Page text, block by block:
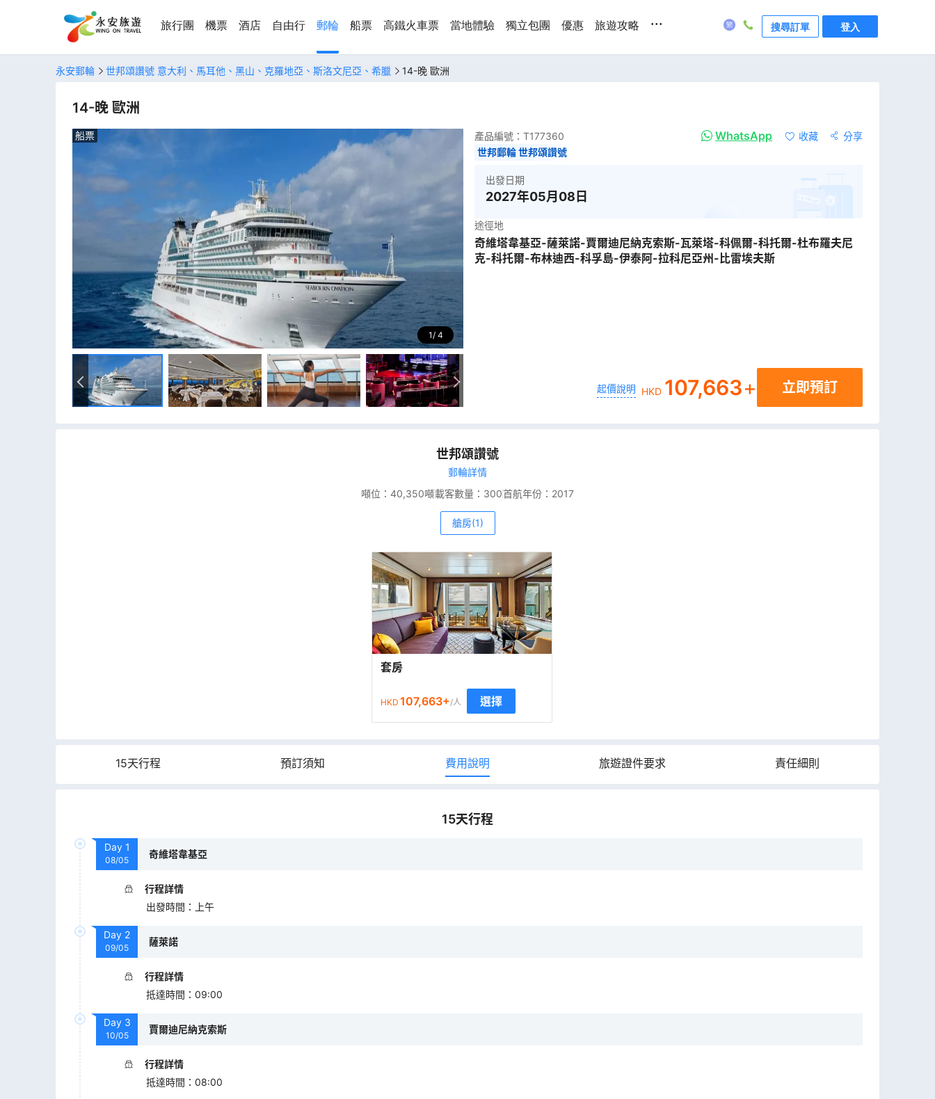
旅行團 機票 酒店 自由行 郵輪 船票 高鐵火車票 當地體驗 獨立包團 優惠 旅遊攻略 ... 搜尋訂單 登入
永安郵輪 世邦頌讚號 意大利、馬耳他、黑山、克羅地亞、斯洛文尼亞、希臘 14-晚 歐洲
14-晚 歐洲
1 4
船票 產品編號： T177360 WhatsApp 收藏
分享
世邦郵輪 世邦頌讚號
出發日期
2027年05月08日
途徑地
奇維塔韋基亞-薩萊諾-賈爾迪尼納克索斯-瓦萊塔-科佩爾-科托爾-杜布羅夫尼
克-科托爾-布林迪西-科孚島-伊泰阿-拉科尼亞州-比雷埃夫斯
起價說明 HKD 107,663+ 立即預訂
世邦頌讚號
郵輪詳情
噸位： 40,350噸載客數量： 300首航年份： 2017
艙房(1)
套房
HKD 107,663+/人 選擇
15天行程 預訂須知 費用說明 旅遊證件要求 責任細則
15天行程
Day 1
08/05
奇維塔韋基亞
行程詳情
出發時間 ： 上午
Day 2
09/05
薩萊諾
行程詳情
抵達時間 ： 09:00
Day 3
10/05
賈爾迪尼納克索斯
行程詳情
抵達時間 ： 08:00